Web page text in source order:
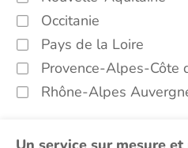
Occitanie
Pays de la Loire
Provence-Alpes-Côte
Rhône-Alpes